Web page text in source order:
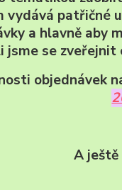
patřičné
a hlavně aby
jsme se
objednávek
A ještě